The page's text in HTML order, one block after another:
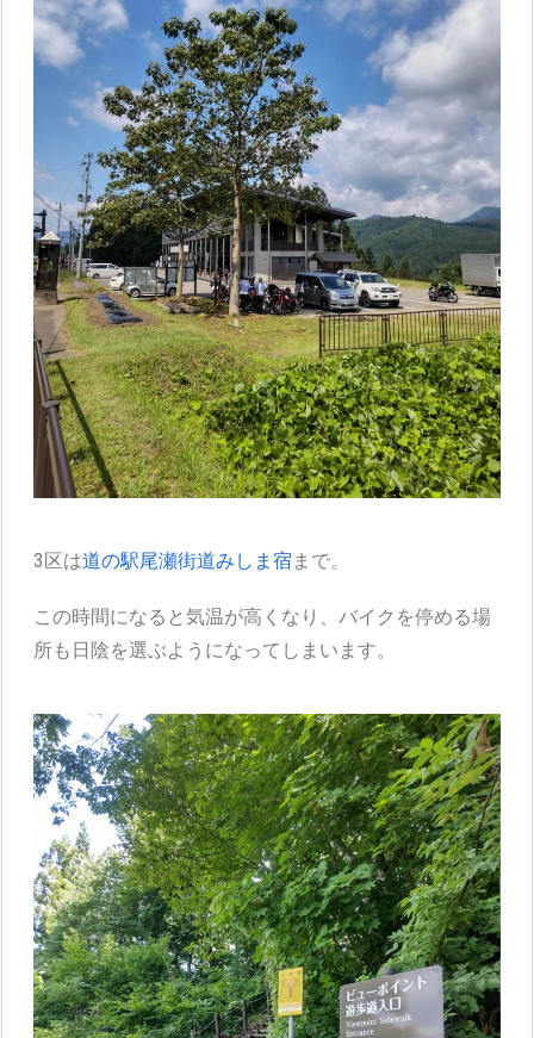
3区は道の駅尾瀬街道みしま宿 まで。
この時間になると気温が高くなり、バイクを停める場
所も日陰を選ぶようになってしまいます。